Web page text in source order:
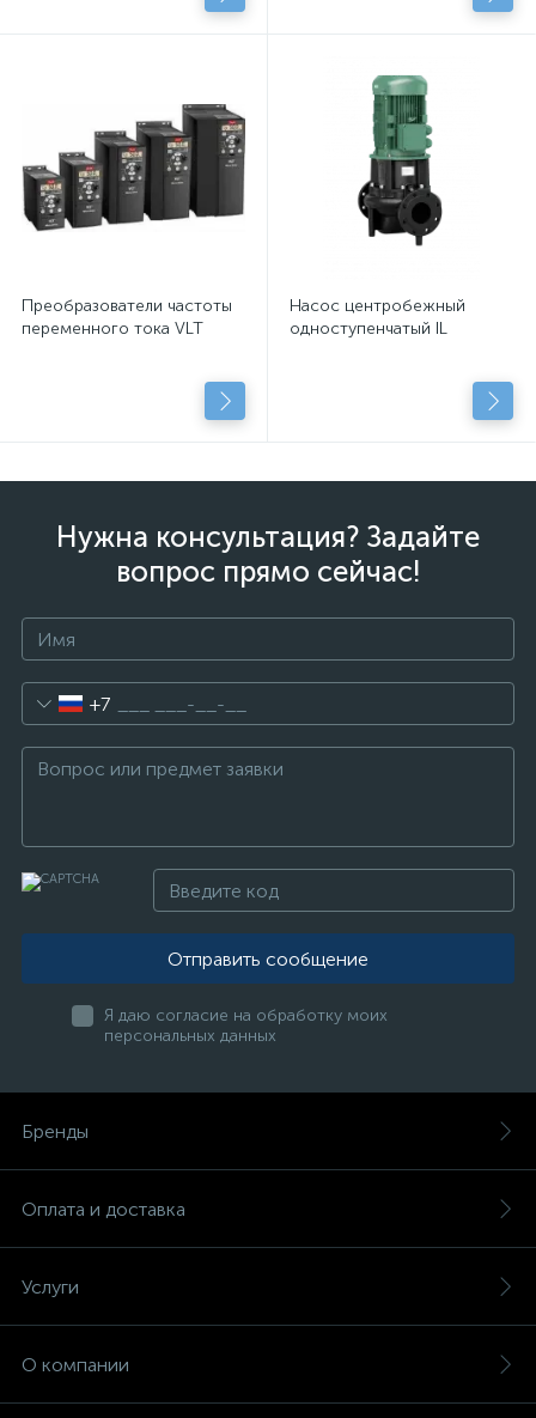
Преобразователи частоты
переменного тока VLT
Насос центробежный
одноступенчатый IL
Нужна консультация? Задайте
вопрос прямо сейчас!
+7
Отправить сообщение
Я даю согласие на обработку моих
персональных данных
Бренды
Оплата и доставка
Услуги
О компании